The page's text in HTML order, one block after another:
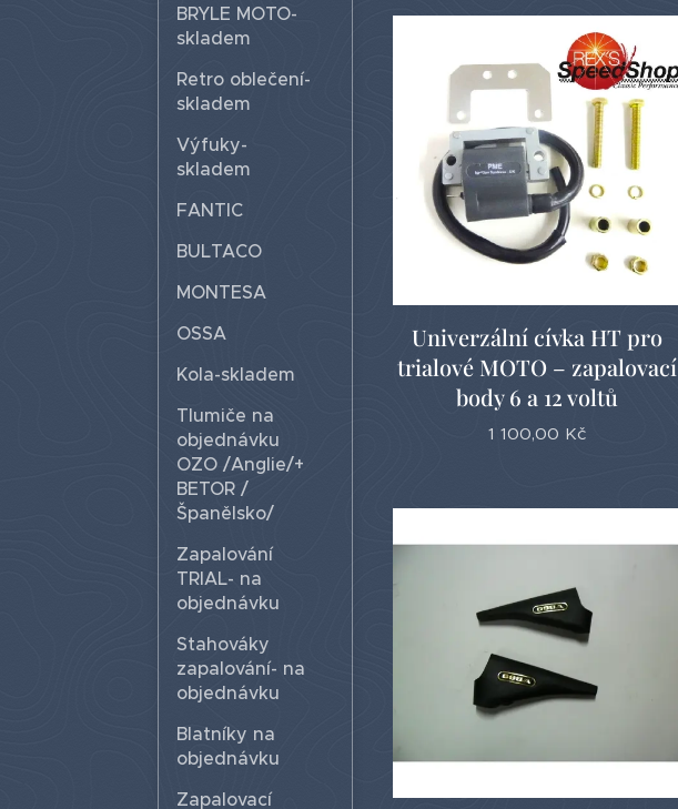
BRYLE MOTO-
skladem
Retro oblečení-
skladem
Výfuky-
skladem
FANTIC
BULTACO
MONTESA
OSSA
Kola-skladem
Tlumiče na
objednávku
OZO /Anglie/+
BETOR /
Španělsko/
Zapalování
TRIAL- na
objednávku
Stahováky
zapalování- na
objednávku
Blatníky na
objednávku
Zapalovací
Univerzální cívka HT pro
trialové MOTO – zapalovací
body 6 a 12 voltů
1 100,00 Kč